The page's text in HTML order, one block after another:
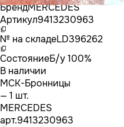
БрендMERCEDES
Артикул9413230963
№ на складеLD396262
СостояниеБ/у 100%
В наличии
МСК-Бронницы
— 1 шт.
MERCEDES
арт.9413230963